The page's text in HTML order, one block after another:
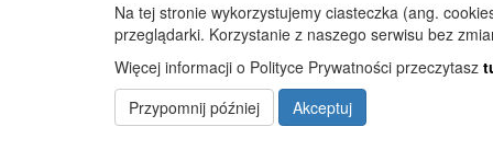
JEDNOSTKI
ORGANIZACYJNE
Żłobek Gminny „PUCHATEK”
Na tej stronie wykorzystujemy ciasteczka (ang.
przeglądarki. Korzystanie z naszego serwisu bez
Więcej informacji o Polityce Prywatności przeczytasz
Przypomnij później
Akceptuj